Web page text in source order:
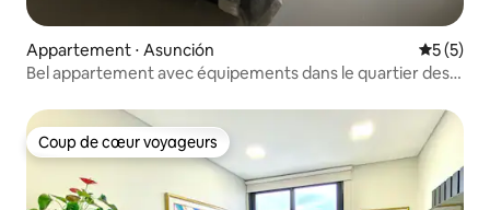
Appartement ⋅ Asunción
5 (5)
Bel appartement avec équipements dans le quartier des
Coup de cœur voyageurs
Coup de cœur voyageurs